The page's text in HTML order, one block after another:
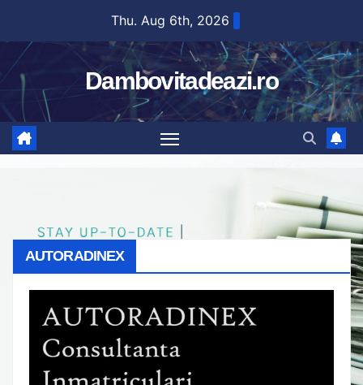
content
Thu. Aug 6th, 2026
Dambovitadeazi.ro
AUTORADINEX